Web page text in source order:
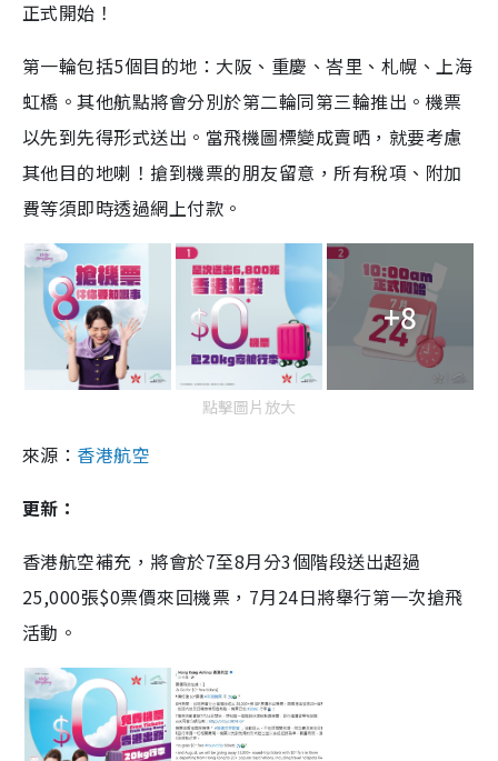
正式開始！
第一輪包括5個目的地：大阪、重慶、峇里、札幌、上海
虹橋。其他航點將會分別於第二輪同第三輪推出。機票
以先到先得形式送出。當飛機圖標變成賣晒，就要考慮
其他目的地喇！搶到機票的朋友留意，所有稅項、附加
費等須即時透過網上付款。
+8
點擊圖片放大
來源： 香港航空
更新：
香港航空補充，將會於7至8月分3個階段送出超過
25,000張$0票價來回機票，7月24日將舉行第一次搶飛
活動。